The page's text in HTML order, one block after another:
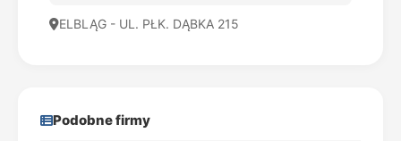
ELBLĄG - UL. PŁK. DĄBKA 215
Podobne firmy